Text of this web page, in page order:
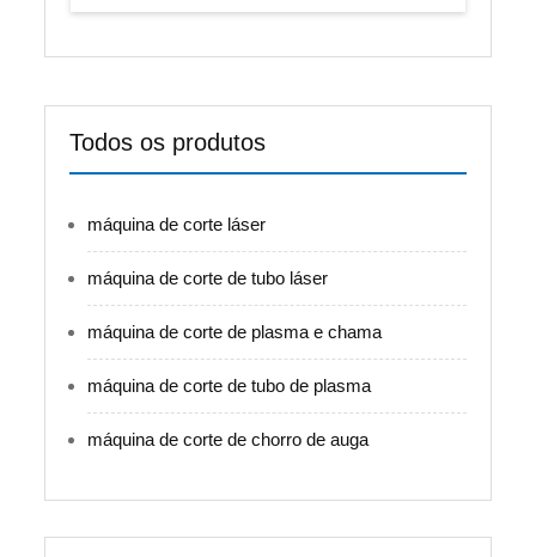
Todos os produtos
máquina de corte láser
máquina de corte de tubo láser
máquina de corte de plasma e chama
máquina de corte de tubo de plasma
máquina de corte de chorro de auga